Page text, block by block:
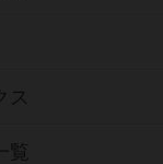
ス
覧